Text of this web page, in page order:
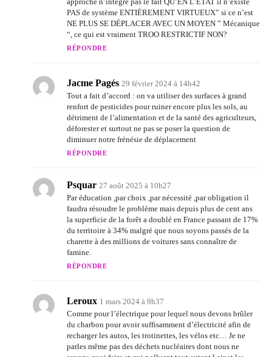
PAS de système ENTIÈREMENT VIRTUEUX” si ce n’est
NE PLUS SE DÉPLACER AVEC UN MOYEN ” Mécanique
“, ce qui est vraiment TROO RESTRICTIF NON?
RÉPONDRE
Jacme Pagés 29 février 2024 à 14h42
Tout a fait d’accord : on va utiliser des surfaces à grand
renfort de pesticides pour ruiner encore plus les sols, au
détriment de l’alimentation et de la santé des agriculteurs,
déforester et surtout ne pas se poser la question de
diminuer notre frénésie de déplacement
RÉPONDRE
Psquar 27 août 2025 à 10h27
Par éducation ,par choix ,par nécessité ,par obligation il
faudra résoudre le problème mais depuis plus de cent ans
la superficie de la forêt a doublé en France passant de 17%
du territoire à 34% malgré que nous soyons passés de la
charette à des millions de voitures sans connaître de
famine.
RÉPONDRE
Leroux 1 mars 2024 à 9h37
Comme pour l’électrique pour lequel nous devons brûler
du charbon pour avoir suffisamment d’électricité afin de
recharger les autos, les trotinettes, les vélos etc… Je ne
parles même pas des déchets nucléaires dont nous ne